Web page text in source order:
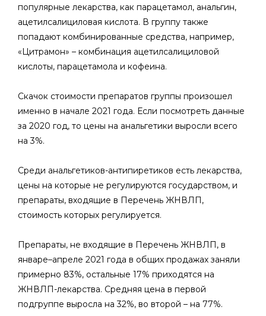
популярные лекарства, как парацетамол, анальгин,
ацетилсалициловая кислота. В группу также
попадают комбинированные средства, например,
«Цитрамон» – комбинация ацетилсалициловой
кислоты, парацетамола и кофеина.
Скачок стоимости препаратов группы произошел
именно в начале 2021 года. Если посмотреть данные
за 2020 год, то цены на анальгетики выросли всего
на 3%.
Среди анальгетиков-антипиретиков есть лекарства,
цены на которые не регулируются государством, и
препараты, входящие в Перечень ЖНВЛП,
стоимость которых регулируется.
Препараты, не входящие в Перечень ЖНВЛП, в
январе–апреле 2021 года в общих продажах заняли
примерно 83%, остальные 17% приходятся на
ЖНВЛП-лекарства. Средняя цена в первой
подгруппе выросла на 32%, во второй – на 77%.